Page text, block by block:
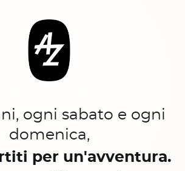
ogni sabato e ogni
domenica,
per un'avventura.